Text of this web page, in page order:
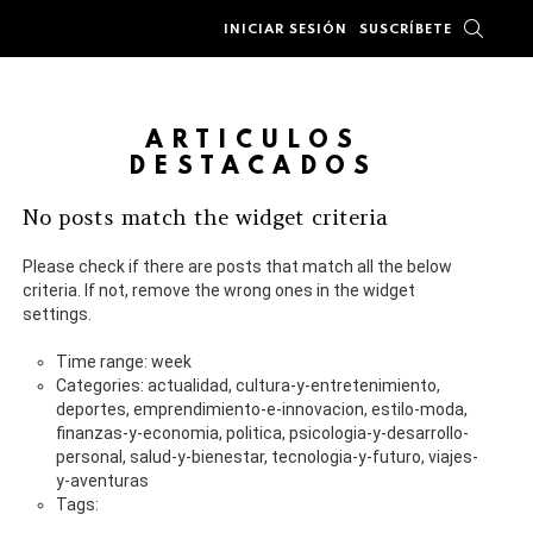
INICIAR SESIÓN SUSCRÍBETE
ARTÍCULOS
DESTACADOS
No posts match the widget criteria
Please check if there are posts that match all the below
criteria. If not, remove the wrong ones in the widget
settings.
Time range: week
Categories: actualidad, cultura-y-entretenimiento,
deportes, emprendimiento-e-innovacion, estilo-moda,
finanzas-y-economia, politica, psicologia-y-desarrollo-
personal, salud-y-bienestar, tecnologia-y-futuro, viajes-
y-aventuras
Tags: